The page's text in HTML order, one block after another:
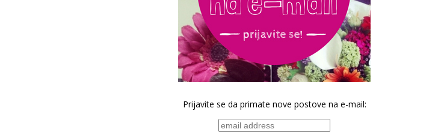
Prijavite se da primate nove postove na e-mail: